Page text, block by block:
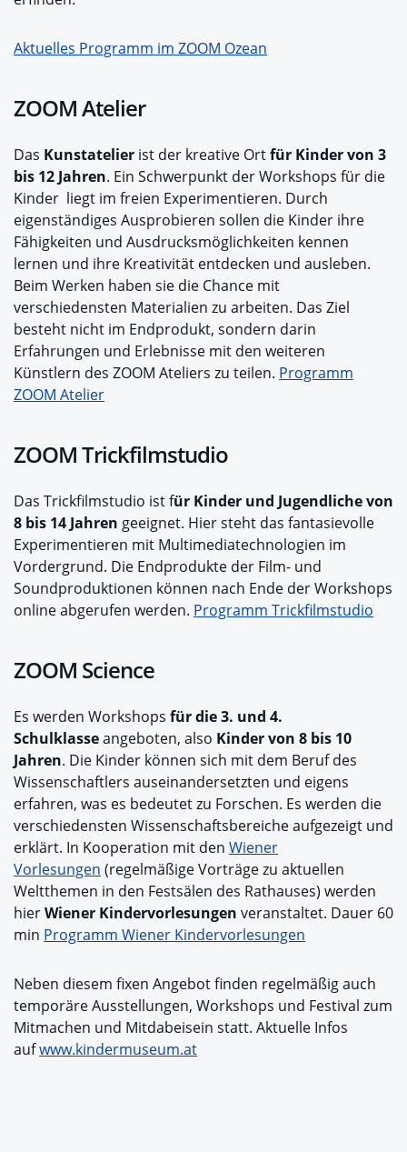
Aktuelles Programm im ZOOM Ozean
ZOOM Atelier
Das Kunstatelier ist der kreative Ortfür Kinder von 3
bis 12 Jahren. Ein Schwerpunkt der Workshops für die
Kinder liegt im freien Experimentieren. Durch
eigenständiges Ausprobieren sollen die Kinder ihre
Fähigkeiten und Ausdrucksmöglichkeiten kennen
lernen und ihre Kreativität entdecken und ausleben.
Beim Werken haben sie die Chance mit
verschiedensten Materialien zu arbeiten. Das Ziel
besteht nicht im Endprodukt, sondern darin
Erfahrungen und Erlebnisse mit den weiteren
Künstlern des ZOOM Ateliers zu teilen. Programm
ZOOM Atelier
ZOOM Trickfilmstudio
Das Trickfilmstudio ist für Kinder und Jugendliche von
8 bis 14 Jahren geeignet. Hier steht das fantasievolle
Experimentieren mit Multimediatechnologien im
Vordergrund. Die Endprodukte der Film- und
Soundproduktionen können nach Ende der Workshops
online abgerufen werden. Programm Trickfilmstudio
ZOOM Science
Es werden Workshops für die 3. und 4.
Schulklasseangeboten, also Kinder von 8 bis 10
Jahren. Die Kinder können sich mit dem Beruf des
Wissenschaftlers auseinandersetzten und eigens
erfahren, was es bedeutet zu Forschen. Es werden die
verschiedensten Wissenschaftsbereiche aufgezeigt und
erklärt. In Kooperation mit den Wiener
Vorlesungen (regelmäßige Vorträge zu aktuellen
Weltthemen in den Festsälen des Rathauses) werden
hierWiener Kindervorlesungen veranstaltet. Dauer 60
min Programm Wiener Kindervorlesungen
Neben diesem fixen Angebot finden regelmäßig auch
temporäre Ausstellungen, Workshops und Festival zum
Mitmachen und Mitdabeisein statt. Aktuelle Infos
aufwww.kindermuseum.at